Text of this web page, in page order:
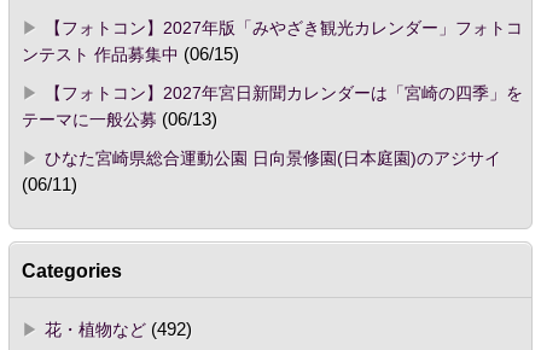
【フォトコン】2027年版「みやざき観光カレンダー」フォトコ
ンテスト 作品募集中 (06/15)
【フォトコン】2027年宮日新聞カレンダーは「宮崎の四季」を
テーマに一般公募 (06/13)
ひなた宮崎県総合運動公園 日向景修園(日本庭園)のアジサイ
(06/11)
Categories
花・植物など(492)